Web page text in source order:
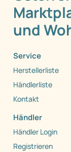
und
Service
Herstellerliste
Händlerliste
Kontakt
Händler
Händler Login
Registrieren